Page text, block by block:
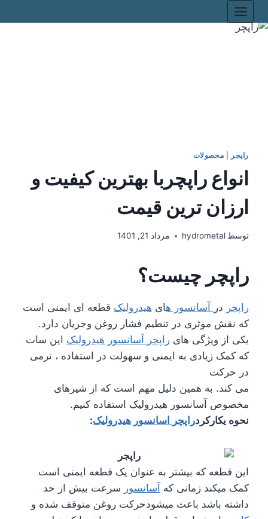
راپجر محصولات
انواع راپچربا بهترین کیفیت و
ارزان ترین قیمت
توسط hydrometal مرداد 21, 1401
راپچر چیست؟
راپچر در آسانسور های هیدرولیک قطعه ای ایمنی است
که نقش موثری در تنطیم فشار روغن وجریان دارد.
یکی از ویژگی های راپچر آسانسور هیدرولیک این سات
که کمک زیادی به ایمنی و سهولت در استفاده ، نرمی
در حرکت
می کند. به همین دلیل مهم است که از شیرهای
مخصوص آسانسور هیدرولیک استفاده کنیم.
نحوه یکارکردراپچر اسانسور هیدرولیک:
این قطعه که بیشتر به عنوان یک قطعه ایمنی است
کمک میکند زمانی که آسانسور سرعت بیش از حد
داشته باشد باعث میشودحرکت روغن متوقف شده و